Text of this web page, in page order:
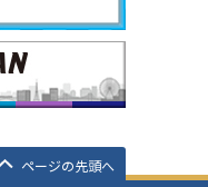
ページの先頭へ